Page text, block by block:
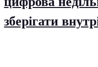
зберігати